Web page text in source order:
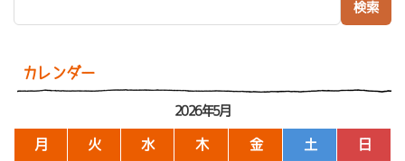
カレンダー
2026年5月
月 火 水 木 金 土 日